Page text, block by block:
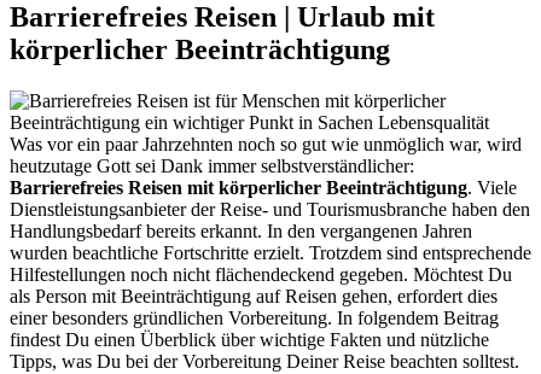
Barrierefreies Reisen | Urlaub mit
körperlicher Beeinträchtigung
Was vor ein paar Jahrzehnten noch so gut wie unmöglich war, wird
heutzutage Gott sei Dank immer selbstverständlicher:
Barrierefreies Reisen mit körperlicher Beeinträchtigung. Viele
Dienstleistungsanbieter der Reise- und Tourismusbranche haben den
Handlungsbedarf bereits erkannt. In den vergangenen Jahren
wurden beachtliche Fortschritte erzielt. Trotzdem sind entsprechende
Hilfestellungen noch nicht flächendeckend gegeben. Möchtest Du
als Person mit Beeinträchtigung auf Reisen gehen, erfordert dies
einer besonders gründlichen Vorbereitung. In folgendem Beitrag
findest Du einen Überblick über wichtige Fakten und nützliche
Tipps, was Du bei der Vorbereitung Deiner Reise beachten solltest.